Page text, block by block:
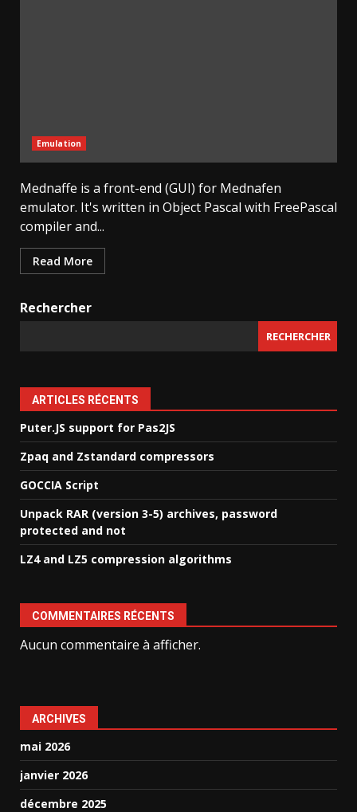
Emulation
Mednaffe is a front-end (GUI) for Mednafen
emulator. It's written in Object Pascal with FreePascal
compiler and...
Read More
Rechercher
RECHERCHER
ARTICLES RÉCENTS
Puter.JS support for Pas2JS
Zpaq and Zstandard compressors
GOCCIA Script
Unpack RAR (version 3-5) archives, password
protected and not
LZ4 and LZ5 compression algorithms
COMMENTAIRES RÉCENTS
Aucun commentaire à afficher.
ARCHIVES
mai 2026
janvier 2026
décembre 2025